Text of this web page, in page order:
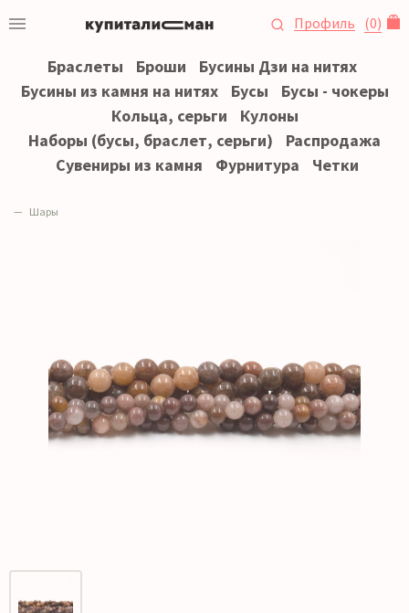
Профиль (0)
Браслеты Броши
Бусины Дзи на нитях
Бусины из камня на нитях
Бусы
Бусы - чокеры
Кольца, серьги
Кулоны
Наборы (бусы, браслет, серьги)
Распродажа
Сувениры из камня
Фурнитура Четки
Шары